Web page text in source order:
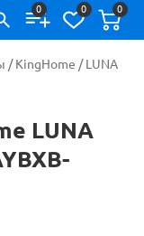
0 0 0
/KingHome /LUNA
LUNA